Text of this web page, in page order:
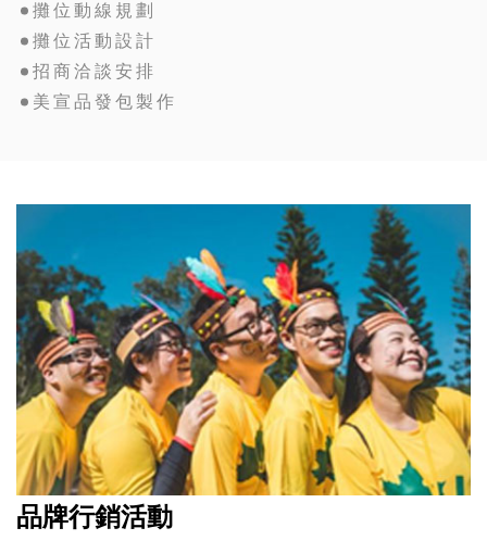
攤位動線規劃
攤位活動設計
招商洽談安排
美宣品發包製作
品牌行銷活動